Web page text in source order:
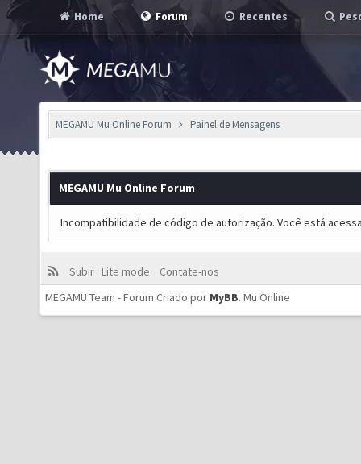
Home Forum Recentes
MEGAMU Mu Online Forum Painel de Mensagens
MEGAMU Mu Online Forum
Incompatibilidade de código de autorização. Você está
Subir Lite mode
Contate-nos
MEGAMU Team - Forum Criado por MyBB. Mu Online